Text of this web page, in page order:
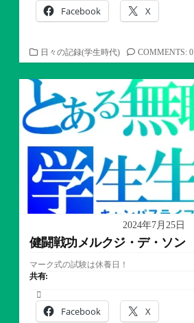
Facebook X
カ
テ
ゴ
ー
日々の記録(学生時代) COMMENTS: 0
2024年7月25日
健闘戦功メルクジ・デ・ソン
マーク式の試験は休養日！
共有:
Facebook X